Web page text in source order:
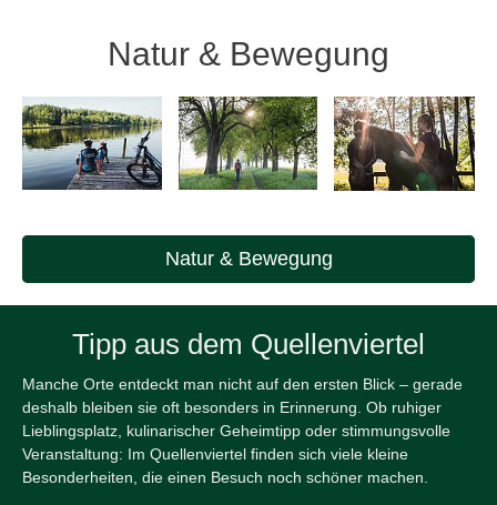
Natur & Bewegung
Natur & Bewegung
Tipp aus dem Quellenviertel
Manche Orte entdeckt man nicht auf den ersten Blick – gerade
deshalb bleiben sie oft besonders in Erinnerung. Ob ruhiger
Lieblingsplatz, kulinarischer Geheimtipp oder stimmungsvolle
Veranstaltung: Im Quellenviertel finden sich viele kleine
Besonderheiten, die einen Besuch noch schöner machen.